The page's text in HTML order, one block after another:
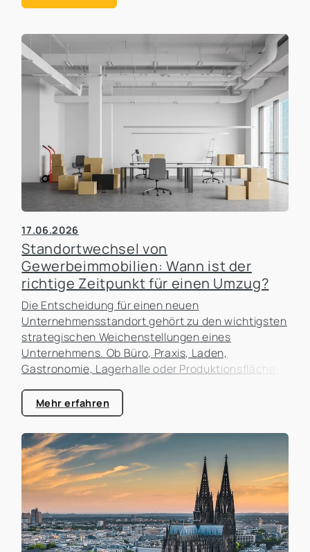
17.06.2026
Standortwechsel von
Gewerbeimmobilien: Wann ist der
richtige Zeitpunkt für einen Umzug?
Die Entscheidung für einen neuen
Unternehmensstandort gehört zu den wichtigsten
strategischen Weichenstellungen eines
Unternehmens. Ob Büro, Praxis, Laden,
Gastronomie, Lagerhalle oder Produktionsfläche:
Kosten, sondern auch die Erreichbarkeit für
Kunden, die Attraktivität als Arbeitgeber und die
zukünftigen Entwicklungsmöglichkeiten des
Unternehmens. In der Praxis erleben wir häufig,
dass Unternehmen zu lange an einem Standort
festhalten, obwohl sich die Rahmenbedingungen
längst verändert haben. Gleichzeitig werden
Umzüge manchmal überstürzt geplant, ohne die
tatsächlichen Auswirkungen ausreichend zu
analysieren.
Mehr erfahren